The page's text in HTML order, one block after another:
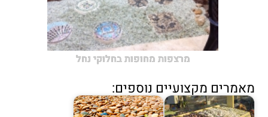
מרצפות מחופות בחלוקי נחל
מאמרים מקצועיים נוספים: